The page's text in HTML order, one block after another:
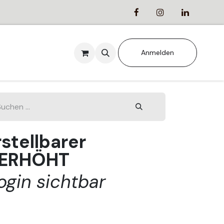
Anmelden
sichtbar